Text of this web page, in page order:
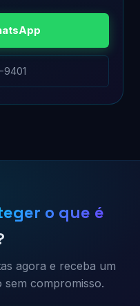
9401
o que é
agora e receba um
compromisso.